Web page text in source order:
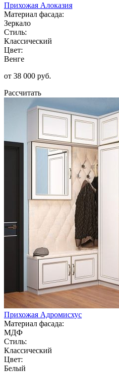
Прихожая Алоказия
Материал фасада:
Зеркало
Стиль:
Классический
Цвет:
Венге
от 38 000 руб.
Рассчитать
Прихожая Адромисхус
Материал фасада:
МДФ
Стиль:
Классический
Цвет:
Белый